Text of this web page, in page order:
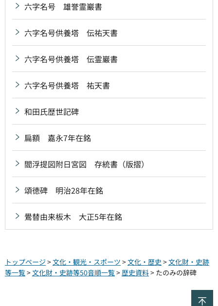
六字名号 雄誉霊巖書
六字名号供養塔 伝祐天書
六字名号供養塔 伝霊巖書
六字名号供養塔 祐天書
和田氏歴世記碑
扁額 嘉永7年在銘
閻浮提図附日宮図 存統書（版摺）
頌徳碑 明治28年在銘
鷽替由来板木 大正5年在銘
トップページ >文化・観光・スポーツ >文化・歴史 >文化財・史跡
等一覧>文化財・史跡等50音順一覧>歴史資料> たのみの辞碑